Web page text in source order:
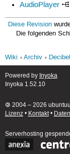
AudioPlayer
Diese Revision
Die folgenden
Wiki
Archiv
Powered by Inyoka
Inyoka 1.52.10
🄯 2004 – 2026
Lizenz• Kontakt•
Serverhosting